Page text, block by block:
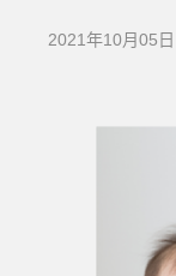
2021年10月05日